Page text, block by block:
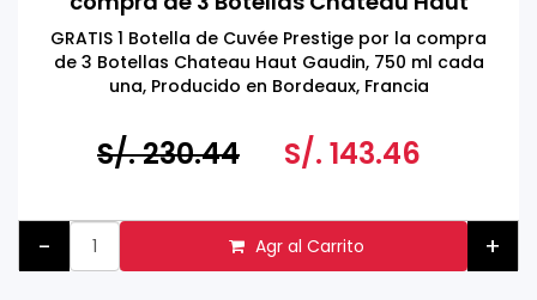
Gaudin
GRATIS 1 Botella de Cuvée Prestige por la compra
de 3 Botellas Chateau Haut Gaudin, 750 ml cada
una, Producido en Bordeaux, Francia
S/. 230.44 S/. 143.46
- Agr al Carrito +